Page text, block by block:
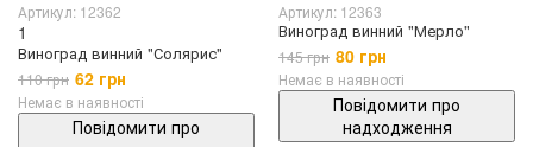
Артикул: 12362
1
Виноград винний "Солярис"
110 грн 62 грн
Немає в наявності
Повідомити про
Артикул: 12363
Виноград винний "Мерло"
145 грн 80 грн
Немає в наявності
Повідомити про
надходження